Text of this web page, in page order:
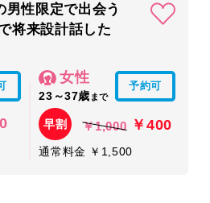
性限定で出会う
将来設計話した
女性
23～37歳 まで
予約可
早割 ￥1,000 ￥400
通常料金 ￥1,500